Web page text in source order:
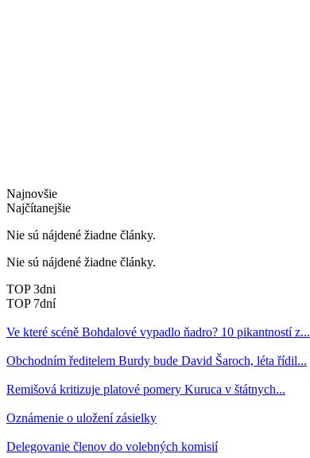
Najnovšie
Najčítanejšie
Nie sú nájdené žiadne články.
Nie sú nájdené žiadne články.
TOP 3dni
TOP 7dní
Ve které scéně Bohdalové vypadlo ňadro? 10 pikantností z...
Obchodním ředitelem Burdy bude David Šaroch, léta řídil...
Remišová kritizuje platové pomery Kuruca v štátnych...
Oznámenie o uložení zásielky
Delegovanie členov do volebných komisií